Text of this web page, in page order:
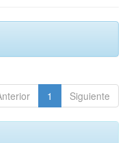
1 Siguiente